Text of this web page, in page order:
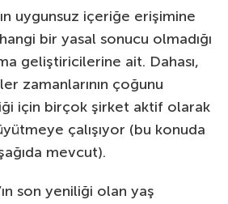
uygunsuz içeriğe erişimine
bir yasal sonucu olmadığı
geliştiricilerine ait. Dahası,
zamanlarının çoğunu
için birçok şirket aktif olarak
çalışıyor (bu konuda
mevcut).
son yeniliği olan yaş